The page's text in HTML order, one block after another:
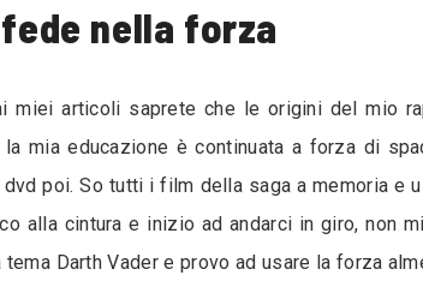
nella forza
articoli saprete che le origini del mio
mia educazione è continuata a forza di
poi. So tutti i film della saga a memoria e
alla cintura e inizio ad andarci in giro, non
Darth Vader e provo ad usare la forza